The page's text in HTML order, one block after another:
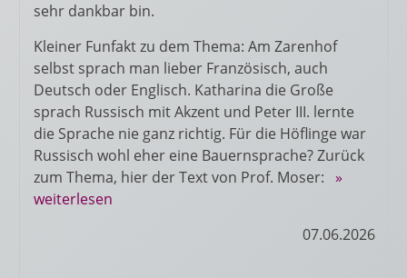
sehr dankbar bin.
Kleiner Funfakt zu dem Thema: Am Zarenhof
selbst sprach man lieber Französisch, auch
Deutsch oder Englisch. Katharina die Große
sprach Russisch mit Akzent und Peter III. lernte
die Sprache nie ganz richtig. Für die Höflinge war
Russisch wohl eher eine Bauernsprache? Zurück
zum Thema, hier der Text von Prof. Moser:»
weiterlesen
07.06.2026